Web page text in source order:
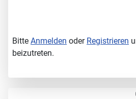
Bitte Anmelden oder Registrieren
beizutreten.